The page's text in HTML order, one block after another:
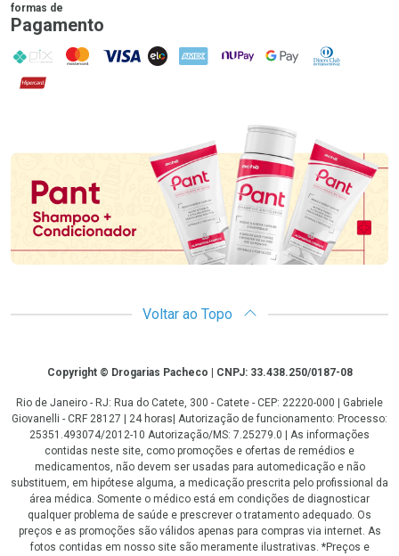
formas de
Pagamento
PIX MasterCard
VISA ELO AMEX NuPay Google PayDiners Club
Hipercard
Promoção em Destaque
Voltar ao Topo
CopyrightCopyright © Drogarias Pacheco | CNPJ: 33.438.250/0187-08
Rio de Janeiro - RJ: Rua do Catete, 300 - Catete - CEP: 22220-000 | Gabriele
Giovanelli - CRF 28127 | 24 horas| Autorização de funcionamento: Processo:
25351.493074/2012-10 Autorização/MS: 7.25279.0 | As informações
contidas neste site, como promoções e ofertas de remédios e
medicamentos, não devem ser usadas para automedicação e não
substituem, em hipótese alguma, a medicação prescrita pelo profissional da
área médica. Somente o médico está em condições de diagnosticar
qualquer problema de saúde e prescrever o tratamento adequado. Os
preços e as promoções são válidos apenas para compras via internet. As
fotos contidas em nosso site são meramente ilustrativas. *Preços e